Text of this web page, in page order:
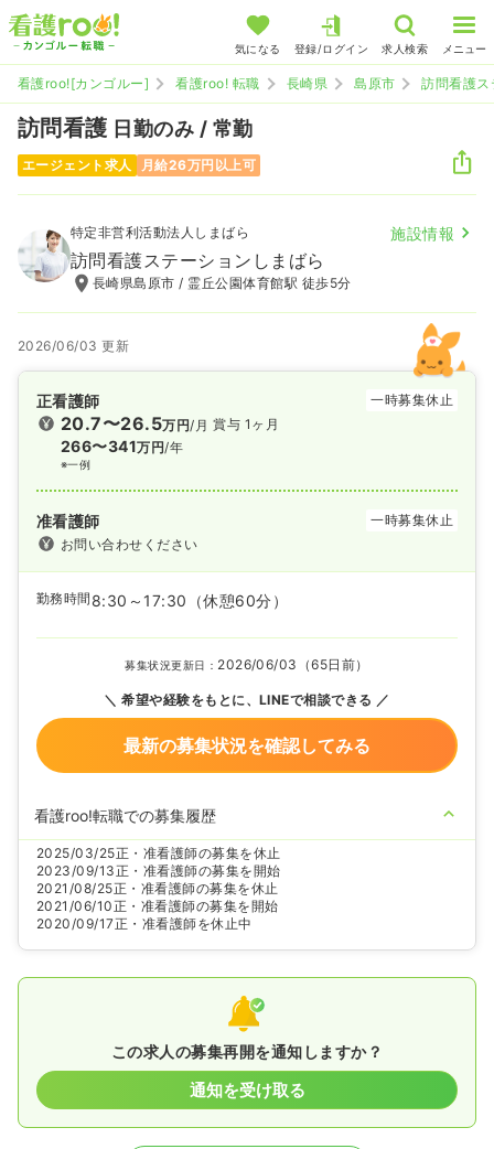
気になる 登録/ログイン 求人検索 メニュー
看護roo![カンゴルー] 看護roo! 転職 長崎県 島原市 訪問看護
訪問看護 日勤のみ / 常勤
エージェント求人 月給26万円以上可
特定非営利活動法人しまばら 施設情報
訪問看護ステーションしまばら
長崎県島原市 / 霊丘公園体育館駅 徒歩5分
2026/06/03 更新
正看護師 一時募集休止
20.7〜26.5万円/月
266〜341万円/年
※一例
賞与 1ヶ月
准看護師
一時募集休止
お問い合わせください
勤務時間 8:30～17:30 （休憩60分）
募集状況更新日： 2026/06/03（65日前）
希望や経験をもとに、LINEで相談できる
最新の募集状況を確認してみる
看護roo!転職での募集履歴
2025/03/25正・准看護師の募集を休止
2023/09/13正・准看護師の募集を開始
2021/08/25正・准看護師の募集を休止
2021/06/10正・准看護師の募集を開始
2020/09/17正・准看護師を休止中
この求人の募集再開を通知しますか？
通知を受け取る